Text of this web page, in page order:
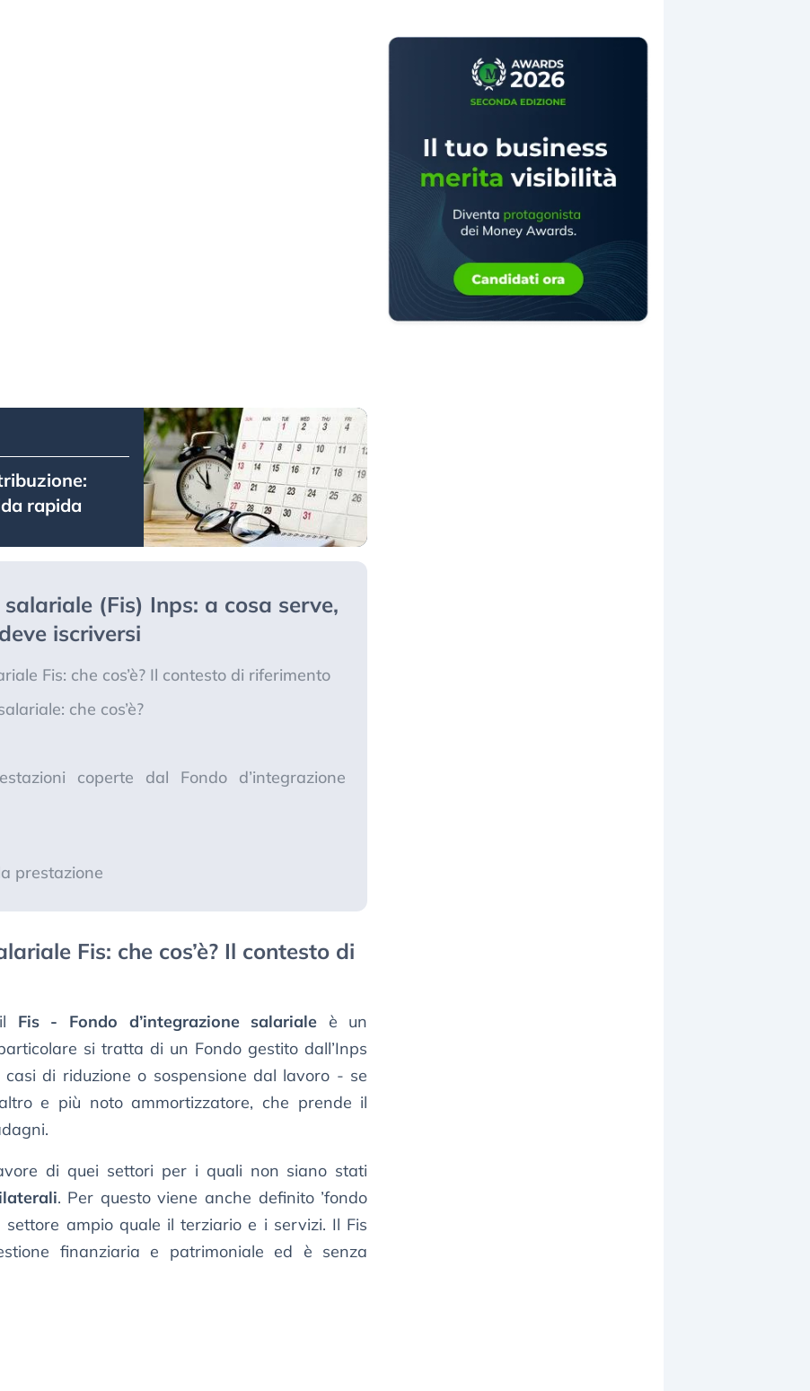
rapida
(Fis) Inps: a cosa serve,
iscriversi
Fis: che cos’è? Il contesto di riferimento
che cos’è?
coperte dal Fondo d’integrazione
prestazione
Fis: che cos’è? Il contesto di
Fis - Fondo d’integrazione salariale è un
si tratta di un Fondo gestito dall’Inps
di riduzione o sospensione dal lavoro - se
e più noto ammortizzatore, che prende il
di quei settori per i quali non siano stati
. Per questo viene anche definito ’fondo
settore ampio quale il terziario e i servizi. Il Fis
finanziaria e patrimoniale ed è senza